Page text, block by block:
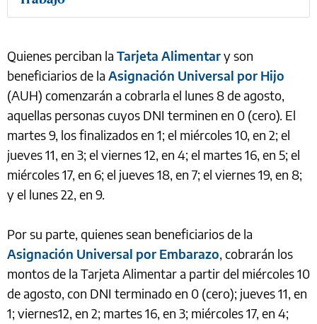
Quienes perciban la Tarjeta Alimentary son
beneficiarios de la Asignación Universal por Hijo
(AUH) comenzarán a cobrarla el lunes 8 de agosto,
aquellas personas cuyos DNI terminen en 0 (cero). El
martes 9, los finalizados en 1; el miércoles 10, en 2; el
jueves 11, en 3; el viernes 12, en 4; el martes 16, en 5; el
miércoles 17, en 6; el jueves 18, en 7; el viernes 19, en 8;
y el lunes 22, en 9.
Por su parte, quienes sean beneficiarios de la
Asignación Universal por Embarazo, cobrarán los
montos de la Tarjeta Alimentar a partir del miércoles 10
de agosto, con DNI terminado en 0 (cero); jueves 11, en
1; viernes12, en 2; martes 16, en 3; miércoles 17, en 4;